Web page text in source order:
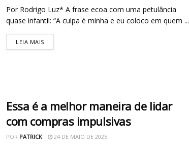
Por Rodrigo Luz* A frase ecoa com uma petulância
quase infantil: “A culpa é minha e eu coloco em quem ...
LEIA MAIS
Essa é a melhor maneira de lidar
com compras impulsivas
POR PATRICK 24 DE MAIO DE 2025